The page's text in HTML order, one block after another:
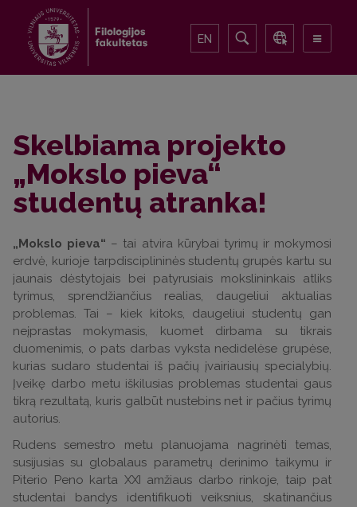
EN
Skelbiama projekto
„Mokslo pieva“
studentų atranka!
„Mokslo pieva“ – tai atvira kūrybai tyrimų ir mokymosi
erdvė, kurioje tarpdisciplininės studentų grupės kartu su
jaunais dėstytojais bei patyrusiais mokslininkais atliks
tyrimus, sprendžiančius realias, daugeliui aktualias
problemas. Tai – kiek kitoks, daugeliui studentų gan
neįprastas mokymasis, kuomet dirbama su tikrais
duomenimis, o pats darbas vyksta nedidelėse grupėse,
kurias sudaro studentai iš pačių įvairiausių specialybių.
Įveikę darbo metu iškilusias problemas studentai gaus
tikrą rezultatą, kuris galbūt nustebins net ir pačius tyrimų
autorius.
Rudens semestro metu planuojama nagrinėti temas,
susijusias su globalaus parametrų derinimo taikymu ir
Piterio Peno karta XXI amžiaus darbo rinkoje, taip pat
studentai bandys identifikuoti veiksnius, skatinančius